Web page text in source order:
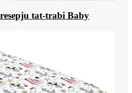
tat-trabi Baby